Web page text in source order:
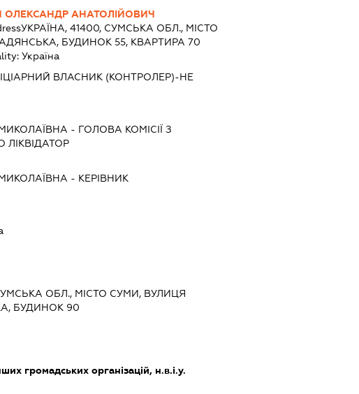
АНАТОЛІЙОВИЧ
УКРАЇНА, 41400, СУМСЬКА ОБЛ., МІСТО
БУДИНОК 55, КВАРТИРА 70
Україна
ВЛАСНИК (КОНТРОЛЕР)-НЕ
- ГОЛОВА КОМІСІЇ З
- КЕРІВНИК
ОБЛ., МІСТО СУМИ, ВУЛИЦЯ
БУДИНОК 90
громадських організацій, н.в.і.у.